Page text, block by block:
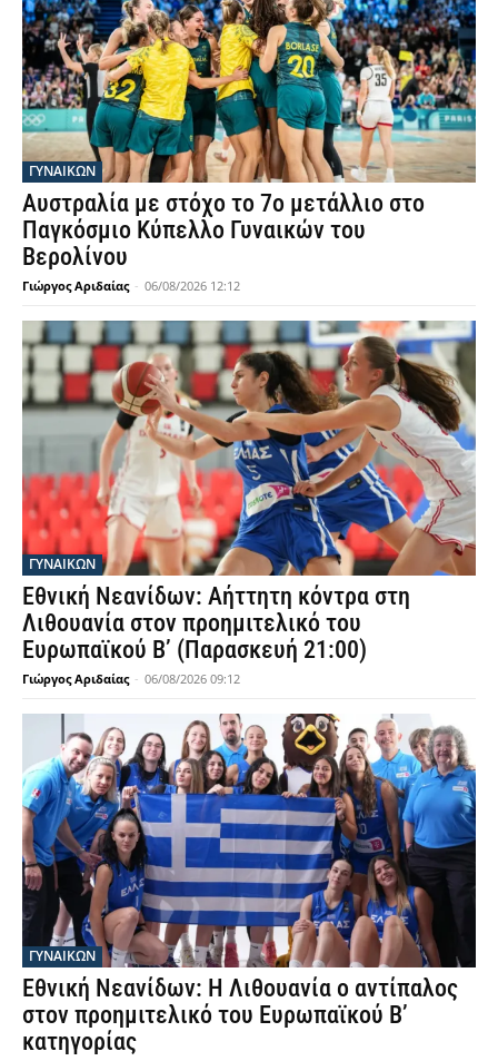
ΓΥΝΑΙΚΩΝ
Αυστραλία με στόχο το 7ο μετάλλιο στο
Παγκόσμιο Κύπελλο Γυναικών του
Βερολίνου
Γιώργος Αριδαίας - 06/08/2026 12:12
ΓΥΝΑΙΚΩΝ
Εθνική Νεανίδων: Αήττητη κόντρα στη
Λιθουανία στον προημιτελικό του
Ευρωπαϊκού Β’ (Παρασκευή 21:00)
Γιώργος Αριδαίας - 06/08/2026 09:12
ΓΥΝΑΙΚΩΝ
Εθνική Νεανίδων: Η Λιθουανία ο αντίπαλος
στον προημιτελικό του Ευρωπαϊκού Β’
κατηγορίας